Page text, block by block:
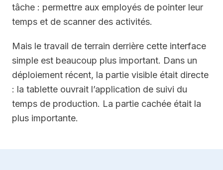
tâche : permettre aux employés de pointer leur
temps et de scanner des activités.
Mais le travail de terrain derrière cette interface
simple est beaucoup plus important. Dans un
déploiement récent, la partie visible était directe
: la tablette ouvrait l’application de suivi du
temps de production. La partie cachée était la
plus importante.